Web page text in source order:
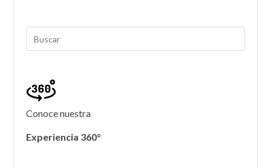
Conoce nuestra
Experiencia 360°